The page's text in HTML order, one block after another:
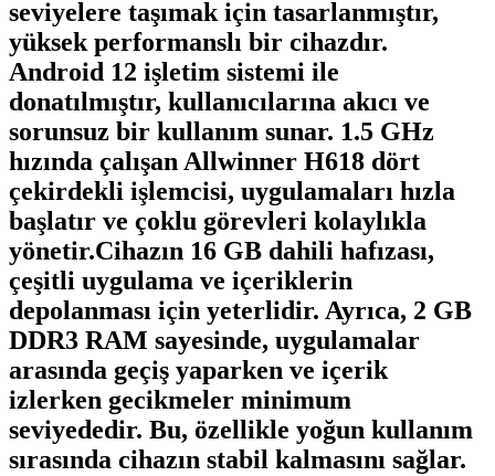
seviyelere taşımak için tasarlanmıştır,
yüksek performanslı bir cihazdır.
Android 12 işletim sistemi ile
donatılmıştır, kullanıcılarına akıcı ve
sorunsuz bir kullanım sunar. 1.5 GHz
hızında çalışan Allwinner H618 dört
çekirdekli işlemcisi, uygulamaları hızla
başlatır ve çoklu görevleri kolaylıkla
yönetir.Cihazın 16 GB dahili hafızası,
çeşitli uygulama ve içeriklerin
depolanması için yeterlidir. Ayrıca, 2 GB
DDR3 RAM sayesinde, uygulamalar
arasında geçiş yaparken ve içerik
izlerken gecikmeler minimum
seviyededir. Bu, özellikle yoğun kullanım
sırasında cihazın stabil kalmasını sağlar.